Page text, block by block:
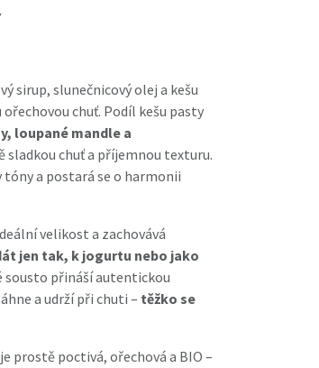
sirup, slunečnicový olej a kešu
chuť. Podíl kešu pasty
loupané mandle a
sladkou chuť a příjemnou texturu.
a postará se o harmonii
velikost a zachovává
jen tak, k jogurtu nebo jako
sousto přináší autentickou
a udrží při chuti – těžko se
prostě poctivá, ořechová a BIO –